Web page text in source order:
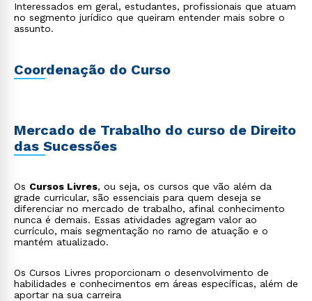
Interessados em geral, estudantes, profissionais que atuam
no segmento jurídico que queiram entender mais sobre o
assunto.
Coordenação do Curso
Mercado de Trabalho do curso de Direito
das Sucessões
Os Cursos Livres, ou seja, os cursos que vão além da
grade curricular, são essenciais para quem deseja se
diferenciar no mercado de trabalho, afinal conhecimento
nunca é demais. Essas atividades agregam valor ao
currículo, mais segmentação no ramo de atuação e o
mantém atualizado.
Os Cursos Livres proporcionam o desenvolvimento de
habilidades e conhecimentos em áreas específicas, além de
aportar na sua carreira